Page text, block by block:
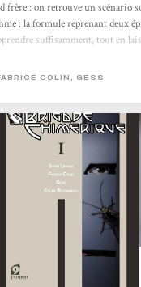
frère : on retrouve un scénario
: la formule reprenant deux
suffisamment, tout en
et tout en mouvement qui
COLIN, GESS